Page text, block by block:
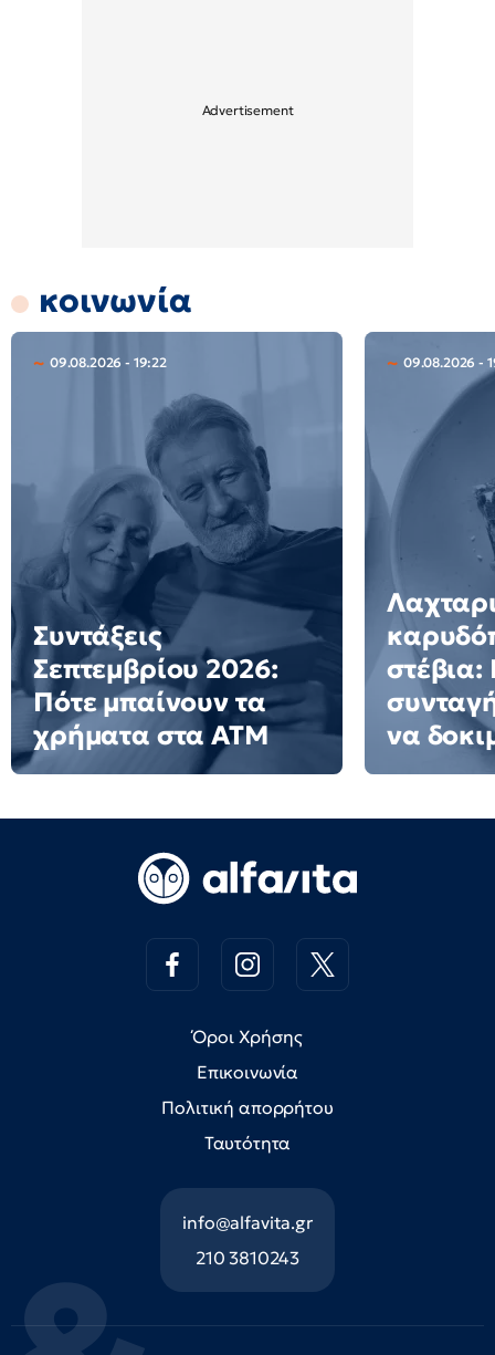
κοινωνία
09.08.2026 - 19:22
Συντάξεις
Σεπτεμβρίου 2026:
Πότε μπαίνουν τα
χρήματα στα ΑΤΜ
09.08.2026 -
να
Όροι Χρήσης
Επικοινωνία
Πολιτική απορρήτου
Ταυτότητα
info@alfavita.gr
210 3810243